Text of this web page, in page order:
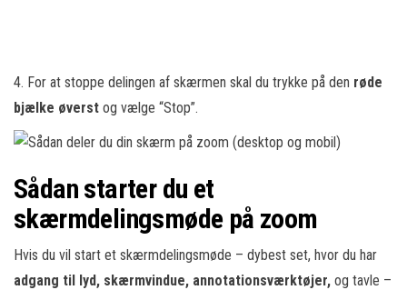
4. For at stoppe delingen af ​​skærmen skal du trykke på den røde
bjælke øverst og vælge “Stop”.
Sådan starter du et
skærmdelingsmøde på zoom
Hvis du vil start et skærmdelingsmøde – dybest set, hvor du har
adgang til lyd, skærmvindue, annotationsværktøjer, og tavle –